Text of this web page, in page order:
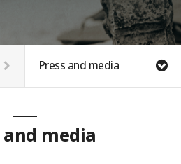
Press and media
and media